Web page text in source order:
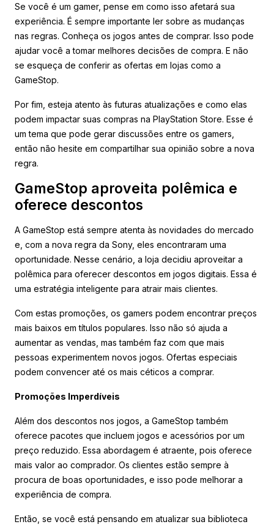
Se você é um gamer, pense em como isso afetará sua
experiência. É sempre importante ler sobre as mudanças
nas regras. Conheça os jogos antes de comprar. Isso pode
ajudar você a tomar melhores decisões de compra. E não
se esqueça de conferir as ofertas em lojas como a
GameStop.
Por fim, esteja atento às futuras atualizações e como elas
podem impactar suas compras na PlayStation Store. Esse é
um tema que pode gerar discussões entre os gamers,
então não hesite em compartilhar sua opinião sobre a nova
regra.
GameStop aproveita polêmica e
oferece descontos
A GameStop está sempre atenta às novidades do mercado
e, com a nova regra da Sony, eles encontraram uma
oportunidade. Nesse cenário, a loja decidiu aproveitar a
polêmica para oferecer descontos em jogos digitais. Essa é
uma estratégia inteligente para atrair mais clientes.
Com estas promoções, os gamers podem encontrar preços
mais baixos em títulos populares. Isso não só ajuda a
aumentar as vendas, mas também faz com que mais
pessoas experimentem novos jogos. Ofertas especiais
podem convencer até os mais céticos a comprar.
Promoções Imperdíveis
Além dos descontos nos jogos, a GameStop também
oferece pacotes que incluem jogos e acessórios por um
preço reduzido. Essa abordagem é atraente, pois oferece
mais valor ao comprador. Os clientes estão sempre à
procura de boas oportunidades, e isso pode melhorar a
experiência de compra.
Então, se você está pensando em atualizar sua biblioteca